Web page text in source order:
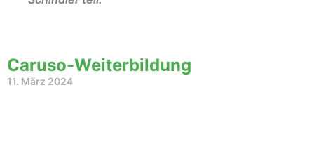
Caruso-Weiterbildung
11. März 2024